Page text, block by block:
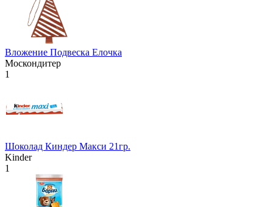
Вложение Подвеска Елочка
Москондитер
1
Шоколад Киндер Макси 21гр.
Kinder
1